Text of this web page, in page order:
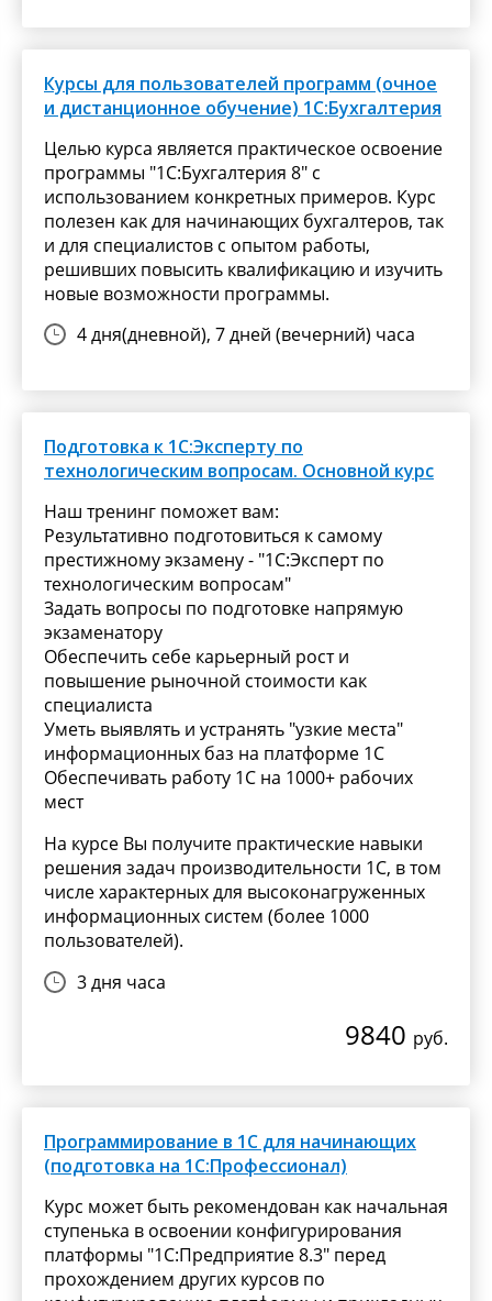
Курсы для пользователей программ (очное
и дистанционное обучение) 1С:Бухгалтерия
Целью курса является практическое освоение
программы "1С:Бухгалтерия 8" с
использованием конкретных примеров. Курс
полезен как для начинающих бухгалтеров, так
и для специалистов с опытом работы,
решивших повысить квалификацию и изучить
новые возможности программы.
4 дня(дневной), 7 дней (вечерний) часа
Подготовка к 1С:Эксперту по
технологическим вопросам. Основной курс
Наш тренинг поможет вам:
Результативно подготовиться к самому
престижному экзамену - "1С:Эксперт по
технологическим вопросам"
Задать вопросы по подготовке напрямую
экзаменатору
Обеспечить себе карьерный рост и
повышение рыночной стоимости как
специалиста
Уметь выявлять и устранять "узкие места"
информационных баз на платформе 1С
Обеспечивать работу 1С на 1000+ рабочих
мест
На курсе Вы получите практические навыки
решения задач производительности 1С, в том
числе характерных для высоконагруженных
информационных систем (более 1000
пользователей).
3 дня часа
9840 руб.
Программирование в 1С для начинающих
(подготовка на 1С:Профессионал)
Курс может быть рекомендован как начальная
ступенька в освоении конфигурирования
платформы "1С:Предприятие 8.3" перед
прохождением других курсов по